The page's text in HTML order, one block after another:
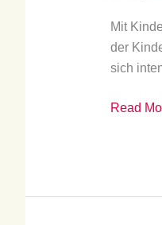
Mit
der
sich
Read